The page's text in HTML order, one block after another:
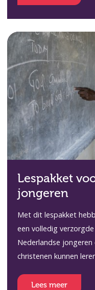
Lespakket
jongeren
Met dit lespakket
een volledig
Nederlandse
christenen kunnen
Lees meer